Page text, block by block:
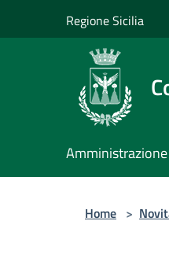
Regione Sicilia
Amministrazione
Home >